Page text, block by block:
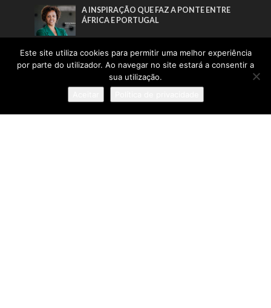
A INSPIRAÇÃO QUE FAZ A PONTE ENTRE
ÁFRICA E PORTUGAL
A TRADUÇÃO COMO ELO ENTRE PESSOAS
E CULTURAS
TRANSFORMAR PESSOAS, MUITO ANTES
DE FORMAR ATLETAS
Este site utiliza cookies para permitir uma melhor experiência
por parte do utilizador. Ao navegar no site estará a consentir a
sua utilização.